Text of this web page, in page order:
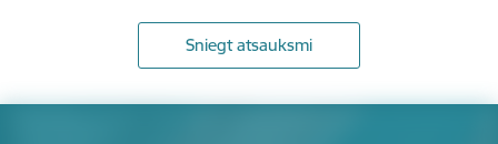
Sniegt atsauksmi